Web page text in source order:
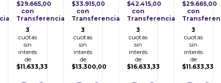
$29.665,00
con
Transferencia
3
cuotas
sin
interés
de
$11.633,33
$33.915,00
con
Transferencia
3
cuotas
sin
interés
de
$13.300,00
$42.415,00
con
Transferencia
3
cuotas
sin
interés
de
$16.633,33
Scarabeo
$29.665,00
con
3
cuotas
sin
interés
de
$11.633,33